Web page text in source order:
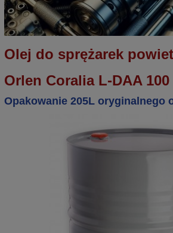
Olej do sprężarek
Orlen Coralia L-DAA 100
Opakowanie 205L oryginalnego